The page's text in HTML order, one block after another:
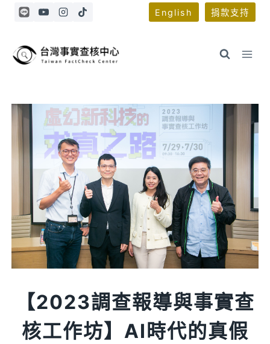
Skip
English 捐款支持
【2023調查報導與事實查
核工作坊】AI時代的真假